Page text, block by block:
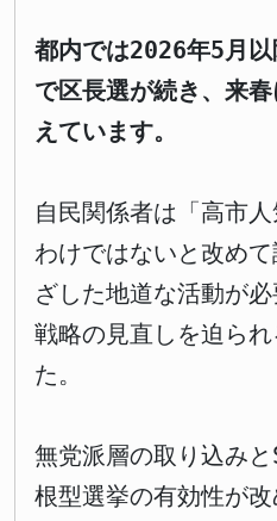
都内では2026年5月
で区長選が続き、来
えています。
自民関係者は「高市
わけではないと改め
ざした地道な活動が必
戦略の見直しを迫ら
た。
無党派層の取り込み
根型選挙の有効性が